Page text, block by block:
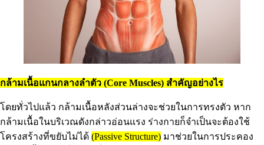
กล้ามเนื้อแกนกลางลำตัว (Core Muscles) สำคัญอย่างไร
โดยทั่วไปแล้ว กล้ามเนื้อหลังส่วนล่างจะช่วยในการทรงตัว หาก
กล้ามเนื้อในบริเวณดังกล่าวอ่อนแรง ร่างกายก็จำเป็นจะต้องใช้
โครงสร้างที่ขยับไม่ได้ (Passive Structure) มาช่วยในการประคอง